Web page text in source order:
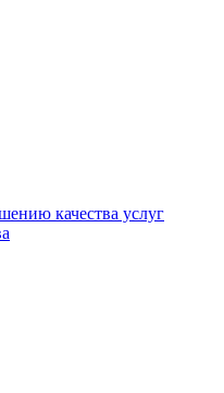
качества услуг